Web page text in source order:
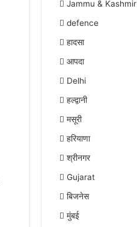
Jammu & Kashmir
defence
हादसा
आपदा
Delhi
हल्द्वानी
मसूरी
हरियाणा
श्रीनगर
Gujarat
बिजनेस
मुंबई